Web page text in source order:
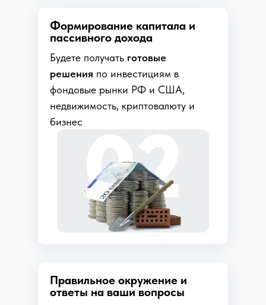
Правильное окружение и
ответы на ваши вопросы
02
Формирование капитала и
пассивного дохода
Будете получать готовые
решения по инвестициям в
фондовые рынки РФ и США,
недвижимость, криптовалюту и
бизнес